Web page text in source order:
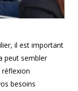
il est important
peut sembler
besoins